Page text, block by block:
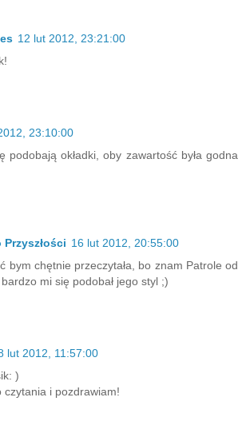
12 lut 2012, 23:21:00
23:10:00
podobają okładki, oby zawartość była godna
Przyszłości 16 lut 2012, 20:55:00
bym chętnie przeczytała, bo znam Patrole od
mi się podobał jego styl ;)
lut 2012, 11:57:00
)
czytania i pozdrawiam!